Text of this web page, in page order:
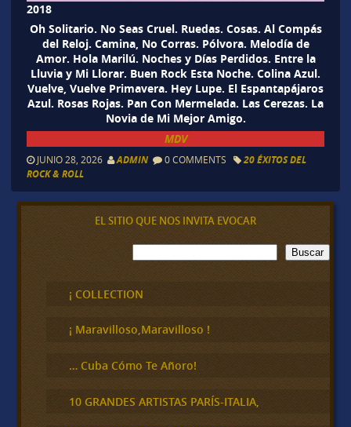
2018
Oh Solitario. No Seas Cruel. Ruedas. Cosas. Al Compás
del Reloj. Camina, No Corras. Pólvora. Melodía de
Amor. Hola Marilú. Noches y Días Perdidos. Entre la
Lluvia y Mi Llorar. Buen Rock Esta Noche. Colina Azul.
Vuelve, Vuelve Primavera. Hey Lupe. El Espantapájaros
Azul. Rosas Rojas. Pan Con Mermelada. Las Cerezas. La
Novia de Mi Mejor Amigo.
MDV
JUNIO 28, 2026 ADMIN 0 COMMENTS
20 ÉXITOS DEL
ROCK & ROLL
EL SITIO QUE NOS INVITA EVOCAR
B
u
c
a
Buscar
¡ COLLECTION
¡ Maravilloso,Maravilloso !
… Cuba Cómo Te Añoro!
10 GRANDES ARTISTAS PARÍS-ITALIA,